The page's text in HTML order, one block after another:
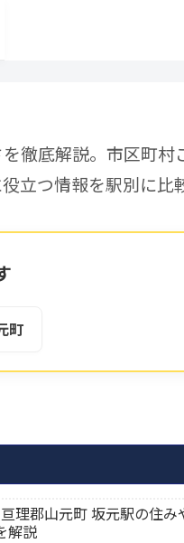
徹底解説。市区町
立つ情報を駅別に比
町
亘理郡山元町 坂元駅の住
解説